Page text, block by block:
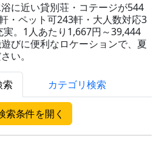
に近い貸別荘・コテージが544
・ペット可243軒・大人数対応3
。1人あたり1,667円～39,444
びに便利なロケーションで、夏
い。
索 カテゴリ検索
索条件を開く